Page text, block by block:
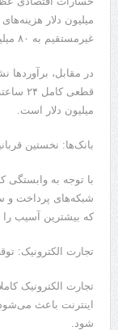
میلیون دلار
غیرمستقیم به ۸۰ میلیون دلار می‌رسد.
در مقابل، برآوردها
میلیون دلار است.
بانک‌ها: نخستین
با توجه به وابستگی
شبکه‌های پرداخت و
که بیشترین آسیب
تجارت الکترونیک:
تجارت الکترونیک
اینترنت باعث
شود.